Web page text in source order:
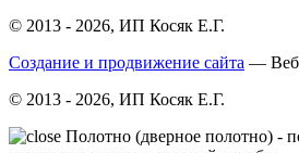
© 2013 - 2026, ИП Косяк Е.Г.
Создание и продвижение сайта —
© 2013 - 2026, ИП Косяк Е.Г.
Полотно (дверное полотно) -